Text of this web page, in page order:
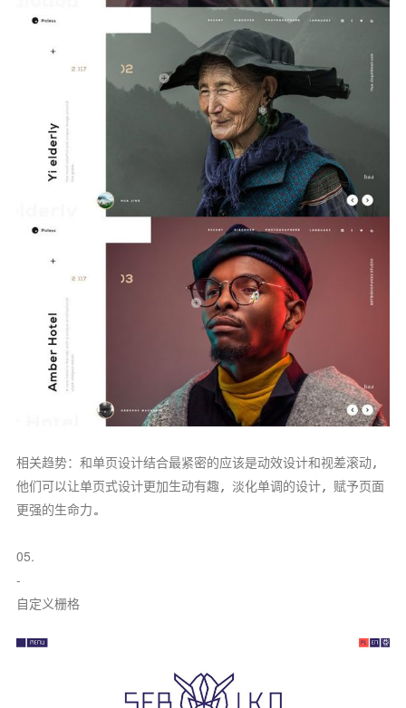
相关趋势：和单页设计结合最紧密的应该是动效设计和视差滚动，
他们可以让单页式设计更加生动有趣，淡化单调的设计，赋予页面
更强的生命力。
05.
-
自定义栅格